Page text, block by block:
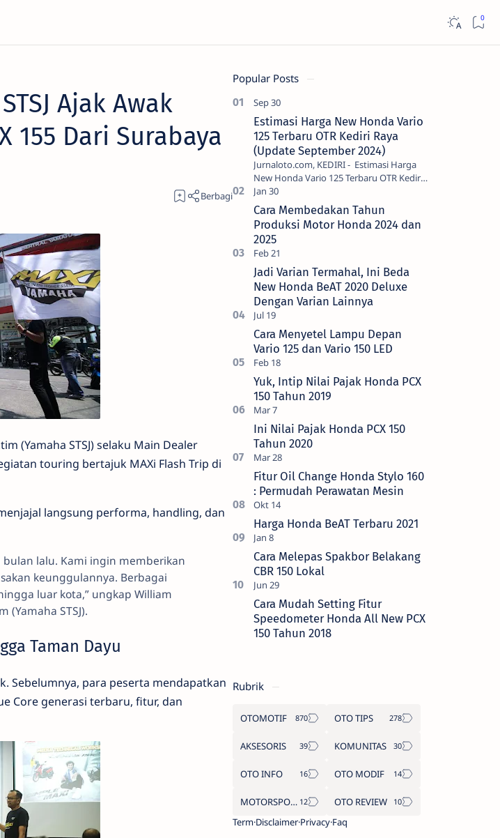
Ajak Awak
155 Dari Surabaya
(Yamaha STSJ) selaku Main Dealer
touring bertajuk MAXi Flash Trip di
langsung performa, handling, dan
bulan lalu. Kami ingin memberikan
keunggulannya. Berbagai
luar kota,” ungkap William
(Yamaha STSJ).
Taman Dayu
Sebelumnya, para peserta mendapatkan
Core generasi terbaru, fitur, dan
Popular Posts
Estimasi Harga New Honda Vario
125 Terbaru OTR Kediri Raya
(Update September 2024)
Jurnaloto.com, KEDIRI - Estimasi Harga
New Honda Vario 125 Terbaru OTR Kediri
Raya (Update September 2024) Brosis
sekalian, PT Astra Honda Motor (AH…
Cara Membedakan Tahun
Produksi Motor Honda 2024 dan
2025
Jadi Varian Termahal, Ini Beda
New Honda BeAT 2020 Deluxe
Dengan Varian Lainnya
Cara Menyetel Lampu Depan
Vario 125 dan Vario 150 LED
Yuk, Intip Nilai Pajak Honda PCX
150 Tahun 2019
Ini Nilai Pajak Honda PCX 150
Tahun 2020
Fitur Oil Change Honda Stylo 160
: Permudah Perawatan Mesin
Harga Honda BeAT Terbaru 2021
Cara Melepas Spakbor Belakang
CBR 150 Lokal
Cara Mudah Setting Fitur
Speedometer Honda All New PCX
150 Tahun 2018
Rubrik
OTOMOTIF OTO TIPS
AKSESORIS KOMUNITAS
OTO INFO OTO MODIF
MOTORSPORT
OTO REVIEW
TermDisclaimerPrivacyFaq